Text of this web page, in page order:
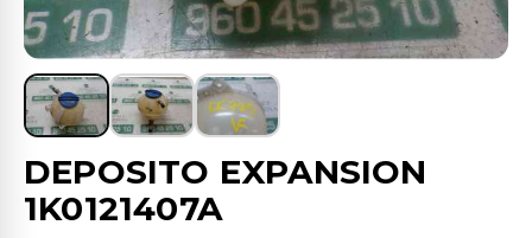
DEPOSITO EXPANSION
1K0121407A